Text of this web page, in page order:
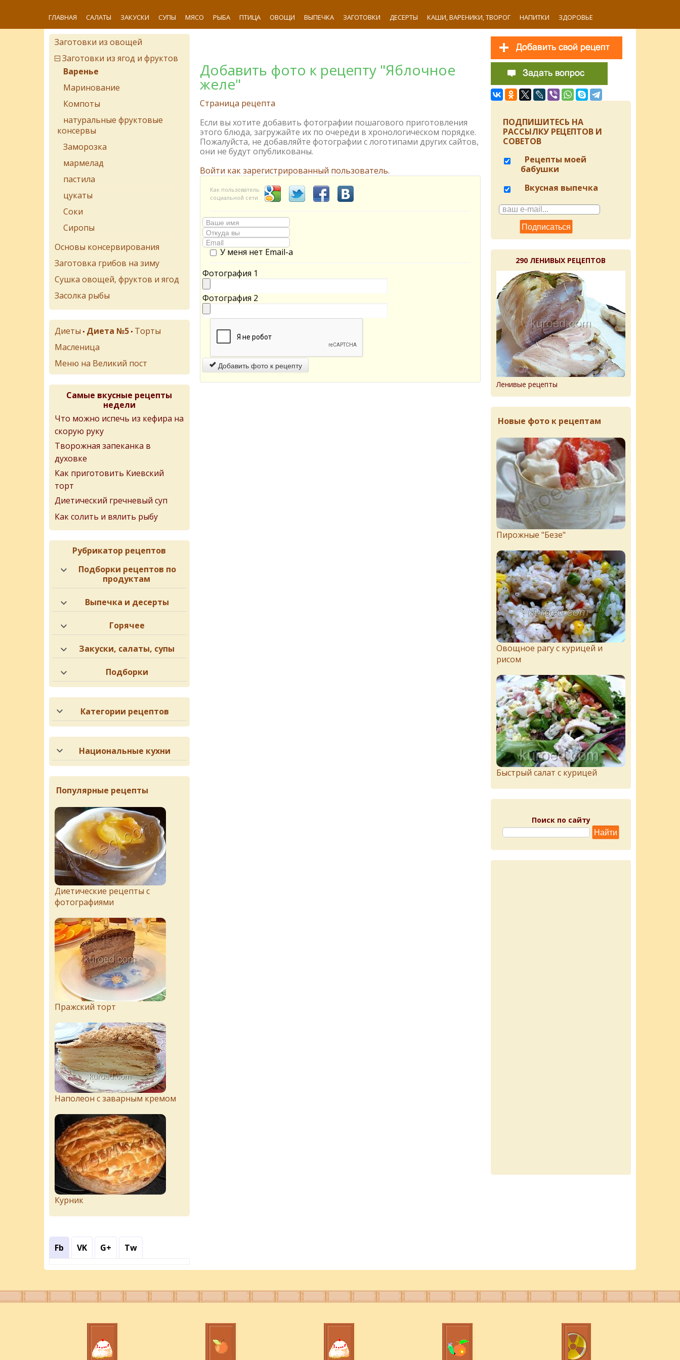
ГЛАВНАЯ САЛАТЫ ЗАКУСКИ СУПЫ МЯСО РЫБА ПТИЦА ОВОЩИ ВЫПЕЧКА ЗАГОТОВКИ ДЕСЕРТЫ КАШИ, ВАРЕНИКИ, ТВОРОГ НАПИТКИ ЗДОРОВЬЕ
Добавить фото к рецепту "Яблочное
желе"
Страница рецепта
Если вы хотите добавить фотографии пошагового приготовления
этого блюда, загружайте их по очереди в хронологическом порядке.
Пожалуйста, не добавляйте фотографии с логотипами других сайтов,
они не будут опубликованы.
Войти как зарегистрированный пользователь.
Как пользователь
социальной сети
У меня нет Email-а
Фотография 1
Фотография 2
Добавить фото к рецепту
Заготовки из овощей
Заготовки из ягод и фруктов
Варенье
Маринование
Компоты
натуральные фруктовые
консервы
Заморозка
мармелад
пастила
цукаты
Соки
Сиропы
Основы консервирования
Заготовка грибов на зиму
Сушка овощей, фруктов и ягод
Засолка рыбы
Диеты • Диета №5 • Торты
Масленица
Меню на Великий пост
Самые вкусные рецепты
недели
Что можно испечь из кефира на
скорую руку
Творожная запеканка в
духовке
Как приготовить Киевский
торт
Диетический гречневый суп
Как солить и вялить рыбу
Рубрикатор рецептов
Подборки рецептов по
продуктам
Выпечка и десерты
Горячее
Закуски, салаты, супы
Подборки
Категории рецептов
Национальные кухни
Популярные рецепты
Диетические рецепты с
фотографиями
Пражский торт
Наполеон с заварным кремом
Курник
Fb VK G+ Tw
ПОДПИШИТЕСЬ НА
РАССЫЛКУ РЕЦЕПТОВ И
СОВЕТОВ
Рецепты моей
бабушки
Вкусная выпечка
290 ЛЕНИВЫХ РЕЦЕПТОВ
Ленивые рецепты
Новые фото к рецептам
Пирожныe "Бeзe"
Овощное рагу с курицей и
рисом
Быстрый салат с курицей
Поиск по сайту